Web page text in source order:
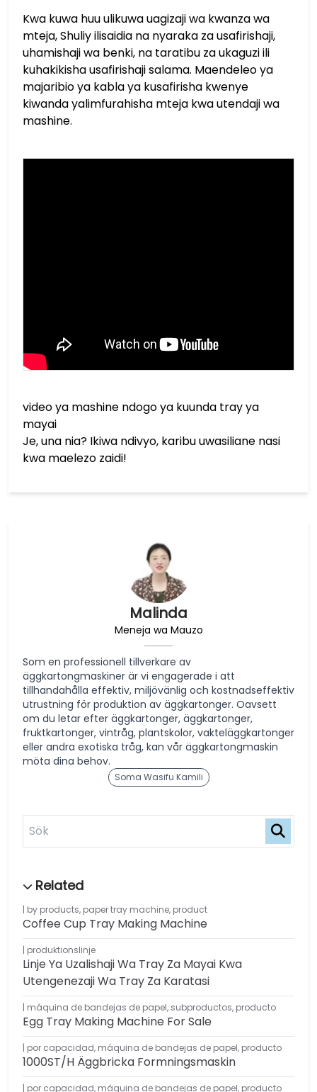
Malinda
Meneja wa Mauzo
Som en professionell tillverkare av
äggkartongmaskiner är vi engagerade i att
tillhandahålla effektiv, miljövänlig och kostnadseffektiv
utrustning för produktion av äggkartonger. Oavsett
om du letar efter äggkartonger, äggkartonger,
fruktkartonger, vintråg, plantskolor, vakteläggkartonger
eller andra exotiska tråg, kan vår äggkartongmaskin
möta dina behov.
Soma Wasifu Kamili
by products, paper tray machine, product
Coffee Cup Tray Making Machine
produktionslinje
Linje Ya Uzalishaji Wa Tray Za Mayai Kwa
Utengenezaji Wa Tray Za Karatasi
máquina de bandejas de papel, subproductos, producto
Egg Tray Making Machine For Sale
por capacidad, máquina de bandejas de papel, producto
1000ST/H Äggbricka Formningsmaskin
por capacidad, máquina de bandejas de papel, producto
Kwa kuwa huu ulikuwa uagizaji wa kwanza wa
mteja, Shuliy ilisaidia na nyaraka za usafirishaji,
uhamishaji wa benki, na taratibu za ukaguzi ili
kuhakikisha usafirishaji salama. Maendeleo ya
majaribio ya kabla ya kusafirisha kwenye
kiwanda yalimfurahisha mteja kwa utendaji wa
mashine.
video ya mashine ndogo ya kuunda tray ya
mayai
Je, una nia? Ikiwa ndivyo, karibu uwasiliane nasi
kwa maelezo zaidi!